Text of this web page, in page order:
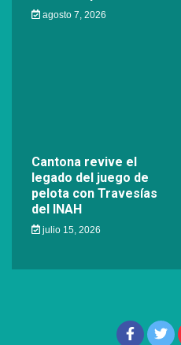
agosto 7, 2026
Cantona revive el
legado del juego de
pelota con Travesías
del INAH
julio 15, 2026